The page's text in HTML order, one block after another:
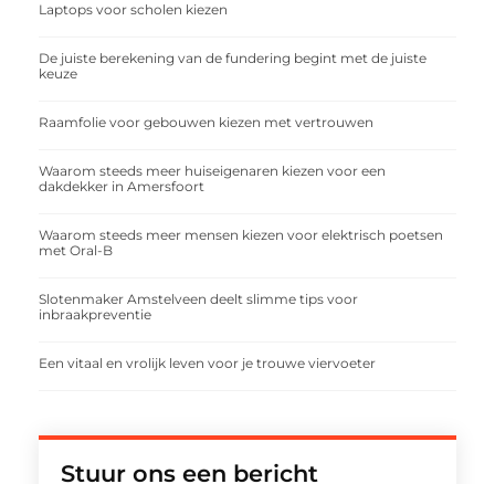
Laptops voor scholen kiezen
De juiste berekening van de fundering begint met de juiste
keuze
Raamfolie voor gebouwen kiezen met vertrouwen
Waarom steeds meer huiseigenaren kiezen voor een
dakdekker in Amersfoort
Waarom steeds meer mensen kiezen voor elektrisch poetsen
met Oral-B
Slotenmaker Amstelveen deelt slimme tips voor
inbraakpreventie
Een vitaal en vrolijk leven voor je trouwe viervoeter
Stuur ons een bericht